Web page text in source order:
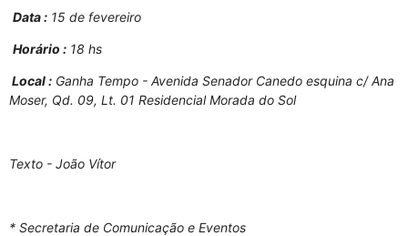
Data : 15 de fevereiro
Horário : 18 hs
Local : Ganha Tempo - Avenida Senador Canedo esquina c/ Ana
Moser, Qd. 09, Lt. 01 Residencial Morada do Sol
Texto - João Vítor
* Secretaria de Comunicação e Eventos